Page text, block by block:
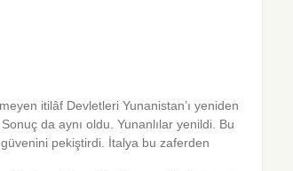
itilâf Devletleri Yunanistan’ı yeniden
da aynı oldu. Yunanlılar yenildi. Bu
pekiştirdi. İtalya bu zaferden